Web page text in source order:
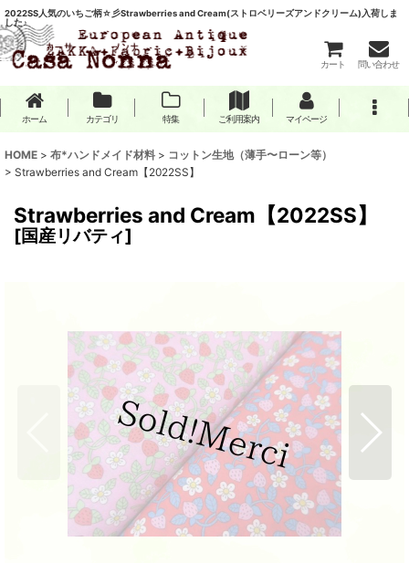
2022SS人気のいちご柄☆彡Strawberries and Cream(ストロベリーズアンドクリーム)入荷しま
した♪
カート 問い合わせ
ホーム カテゴリ 特集 ご利用案内 マイページ
HOME > 布*ハンドメイド材料 > コットン生地（薄手〜ローン等）
> Strawberries and Cream【2022SS】
Strawberries and Cream【2022SS】
[国産リバティ]